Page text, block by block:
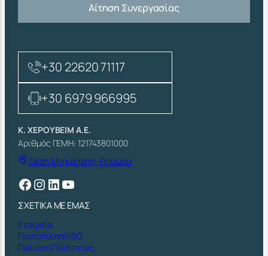
Αίτηση Συνεργασίας
+30 22620 71117
+30 6979 966995
Κ. ΧΕΡΟΥΒΕΙΜ Α.Ε.
Αριθμός ΓΕΜΗ: 121743801000
Θέση Μνήμα Κατή, Ριτσώνα
Facebook Instagram Linkedin YouTube
ΣΧΕΤΙΚΑ ΜΕ ΕΜΑΣ
Εταιρεία
Πιστοποίηση ISO
Πολιτική Ποιότητας